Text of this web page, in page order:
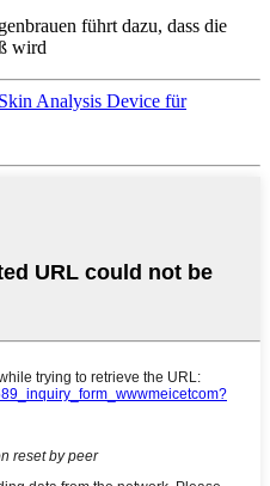
führt dazu, dass die
wird
Analysis Device für